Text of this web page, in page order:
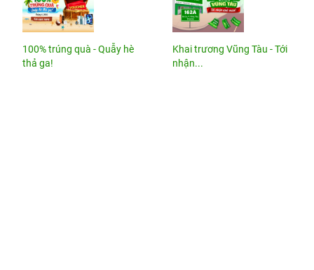
100% trúng quà - Quẫy hè
thả ga!
Khai trương Vũng Tàu - Tới
nhận...